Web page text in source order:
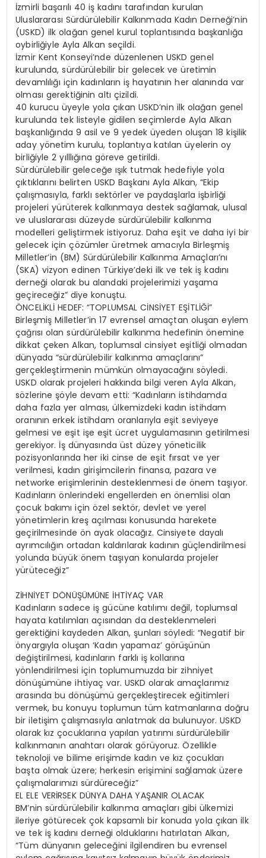
İzmirli başarılı 40 iş kadını tarafından kurulan
Uluslararası Sürdürülebilir Kalkınmada Kadın Derneği’nin
(USKD) ilk olağan genel kurul toplantısında başkanlığa
oybirliğiyle Ayla Alkan seçildi.
İzmir Kent Konseyi’nde düzenlenen USKD genel
kurulunda, sürdürülebilir bir gelecek ve üretimin
devamlılığı için kadınların iş hayatının her alanında var
olması gerektiğinin altı çizildi.
40 kurucu üyeyle yola çıkan USKD’nin ilk olağan genel
kurulunda tek listeyle gidilen seçimlerde Ayla Alkan
başkanlığında 9 asil ve 9 yedek üyeden oluşan 18 kişilik
aday yönetim kurulu, toplantıya katılan üyelerin oy
birliğiyle 2 yılllığına göreve getirildi.
Sürdürülebilir geleceğe ışık tutmak hedefiyle yola
çıktıklarını belirten USKD Başkanı Ayla Alkan, “Ekip
çalışmasıyla, farklı sektörler ve paydaşlarla işbirliği
projeleri yürüterek kalkınmaya destek sağlamak, ulusal
ve uluslararası düzeyde sürdürülebilir kalkınma
modelleri geliştirmek istiyoruz. Daha eşit ve daha iyi bir
gelecek için çözümler üretmek amacıyla Birleşmiş
Milletler’in (BM) Sürdürülebilir Kalkınma Amaçları’nı
(SKA) vizyon edinen Türkiye’deki ilk ve tek iş kadını
derneği olarak bu alandaki projelerimizi yaşama
geçireceğiz” diye konuştu.
ÖNCELİKLİ HEDEF: “TOPLUMSAL CİNSİYET EŞİTLİĞİ”
Birleşmiş Milletler’in 17 evrensel amaçtan oluşan eylem
çağrısı olan sürdürülebilir kalkınma hedefinin önemine
dikkat çeken Alkan, toplumsal cinsiyet eşitliği olmadan
dünyada “sürdürülebilir kalkınma amaçlarını”
gerçekleştirmenin mümkün olmayacağını söyledi.
USKD olarak projeleri hakkında bilgi veren Ayla Alkan,
sözlerine şöyle devam etti: “Kadınların istihdamda
daha fazla yer alması, ülkemizdeki kadın istihdam
oranının erkek istihdam oranlarıyla eşit seviyeye
gelmesi ve eşit işe eşit ücret uygulamasının getirilmesi
gerekiyor. İş dünyasında üst düzey yöneticilik
pozisyonlarında her iki cinse de eşit fırsat ve yer
verilmesi, kadın girişimcilerin finansa, pazara ve
networke erişimlerinin desteklenmesi de önem taşıyor.
Kadınların önlerindeki engellerden en önemlisi olan
çocuk bakımı için özel sektör, devlet ve yerel
yönetimlerin kreş açılması konusunda harekete
geçirilmesinde ön ayak olacağız. Cinsiyete dayalı
ayrımcılığın ortadan kaldırılarak kadının güçlendirilmesi
yolunda büyük önem taşıyan konularda projeler
yürüteceğiz”
ZİHNİYET DÖNÜŞÜMÜNE İHTİYAÇ VAR
Kadınların sadece iş gücüne katılımı değil, toplumsal
hayata katılımları açısından da desteklenmeleri
gerektiğini kaydeden Alkan, şunları söyledi: “Negatif bir
önyargıyla oluşan ‘Kadın yapamaz’ görüşünün
değiştirilmesi, kadınların farklı iş kollarına
yönlendirilmesi için toplumumuzda bir zihniyet
dönüşümüne ihtiyaç var. USKD olarak amaçlarımız
arasında bu dönüşümü gerçekleştirecek eğitimleri
vermek, bu konuyu toplumun tüm katmanlarına doğru
bir iletişim çalışmasıyla anlatmak da bulunuyor. USKD
olarak kız çocuklarına yapılan yatırımı sürdürülebilir
kalkınmanın anahtarı olarak görüyoruz. Özellikle
teknoloji ve bilime erişimde kadın ve kız çocukları
başta olmak üzere; herkesin erişimini sağlamak üzere
çalışmalarımızı sürdüreceğiz”
EL ELE VERİRSEK DÜNYA DAHA YAŞANIR OLACAK
BM’nin sürdürülebilir kalkınma amaçları gibi ülkemizi
ileriye götürecek çok kapsamlı bir konuda yola çıkan ilk
ve tek iş kadını derneği olduklarını hatırlatan Alkan,
“Tüm dünyanın geleceğini ilgilendiren bu evrensel